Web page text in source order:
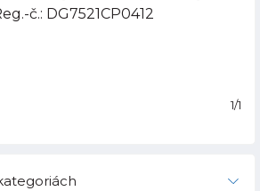
č.: DG7521CP0412
1/1